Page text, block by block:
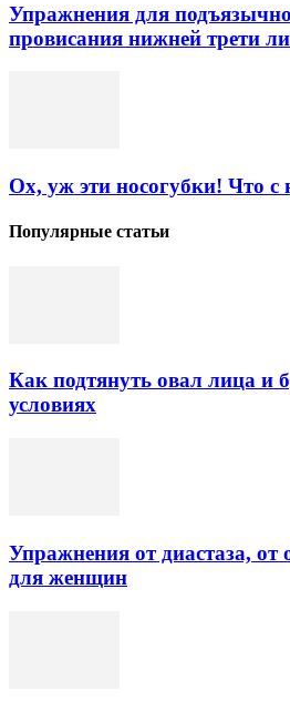
Упражнения для
провисания нижней трети
Ох, уж эти носогубки! Что с
Популярные статьи
Как подтянуть овал лица
условиях
Упражнения от диастаза, от
для женщин